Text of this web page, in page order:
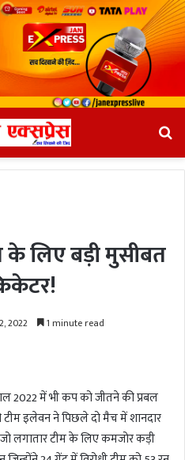
लिए बड़ी मुसीबत
2022 1 minute read
2022 में भी कप को जीतने की प्रबल
टीम इलेवन ने पिछले दो मैच में शानदार
लगातार टीम के लिए कमजोर कड़ी